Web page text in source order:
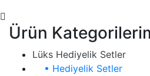
Ürün
Lüks Hediyelik Setler
• Hediyelik Setler